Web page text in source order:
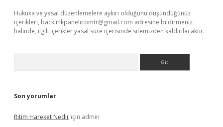
Hukuka ve yasal düzenlemelere aykırı olduğunu düşündüğünüz
içerikleri, backlinkpanelicomtr@gmail.com adresine bildirmeniz
halinde, ilgili içerikler yasal süre içerisinde sitemizden kaldırılacaktır.
Son yorumlar
Ritim Hareket Nedir için admin